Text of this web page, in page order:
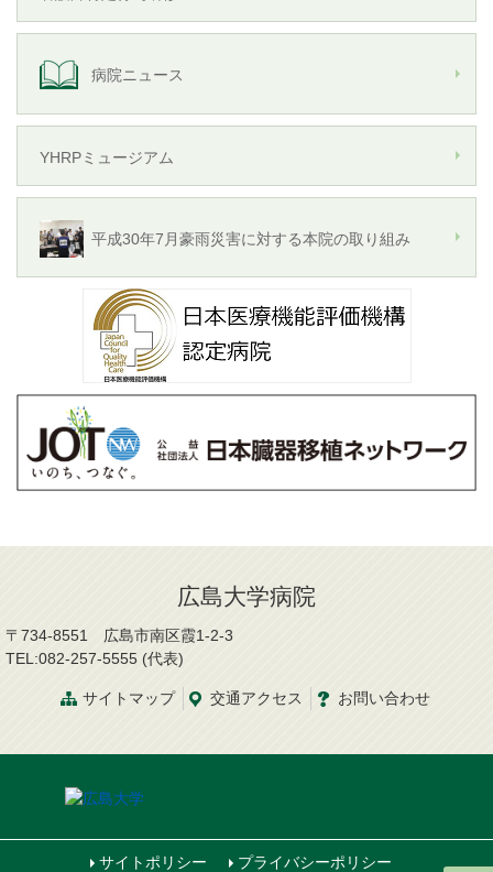
病院ニュース
YHRPミュージアム
平成30年7月豪雨災害に対する本院の取り組み
広島大学病院
〒734-8551 広島市南区霞1-2-3
TEL:082-257-5555 (代表)
サイトマップ 交通アクセス お問い合わせ
サイトポリシー プライバシーポリシー